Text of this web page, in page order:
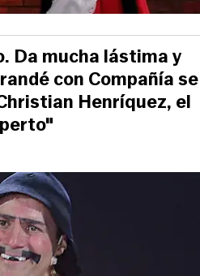
Da mucha lástima y
con Compañía se
Henríquez, el